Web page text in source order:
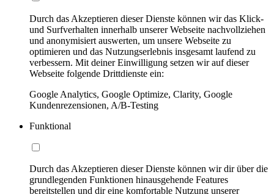
Durch das Akzeptieren dieser Dienste können wir das Klick-
und Surfverhalten innerhalb unserer Webseite nachvollziehen
und anonymisiert auswerten, um unsere Webseite zu
optimieren und das Nutzungserlebnis insgesamt laufend zu
verbessern. Mit deiner Einwilligung setzen wir auf dieser
Webseite folgende Drittdienste ein:
Google Analytics, Google Optimize, Clarity, Google
Kundenrezensionen, A/B-Testing
Funktional
Durch das Akzeptieren dieser Dienste können wir dir über die
grundlegenden Funktionen hinausgehende Features
bereitstellen und dir eine komfortable Nutzung unserer